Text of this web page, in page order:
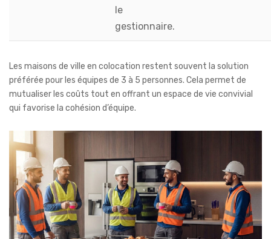
le
gestionnaire.
Les maisons de ville en colocation restent souvent la solution
préférée pour les équipes de 3 à 5 personnes. Cela permet de
mutualiser les coûts tout en offrant un espace de vie convivial
qui favorise la cohésion d’équipe.